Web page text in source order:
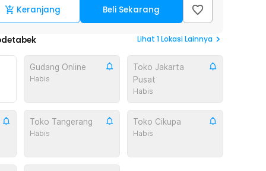
Keranjang Beli Sekarang
Lihat 1Lokasi Lainnya
Gudang Online
Habis
Toko Jakarta
Pusat
Habis
Toko Tangerang
Habis
Toko Cikupa
Habis